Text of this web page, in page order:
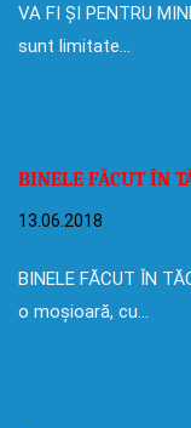
VA FI ȘI PENTRU
sunt limitate…
BINELE FĂCUT ÎN
13.06.2018
BINELE FĂCUT ÎN
o moșioară, cu…